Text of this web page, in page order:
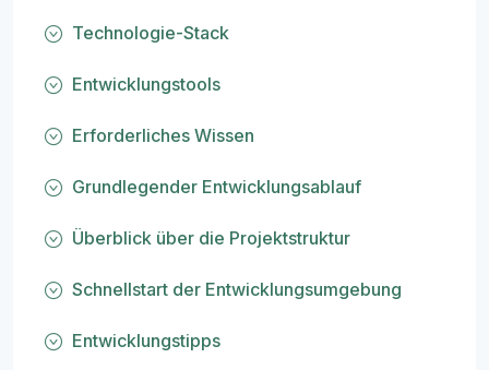
Technologie-Stack
Entwicklungstools
Erforderliches Wissen
Grundlegender Entwicklungsablauf
Überblick über die Projektstruktur
Schnellstart der Entwicklungsumgebung
Entwicklungstipps